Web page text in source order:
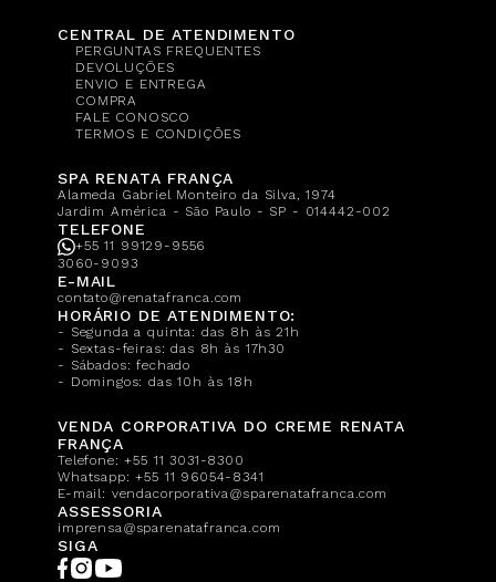
CENTRAL DE ATENDIMENTO
PERGUNTAS FREQUENTES
DEVOLUÇÕES
ENVIO E ENTREGA
COMPRA
FALE CONOSCO
TERMOS E CONDIÇÕES
SPA RENATA FRANÇA
Alameda Gabriel Monteiro da Silva, 1974
Jardim América - São Paulo - SP - 014442-002
TELEFONE
+55 11 99129-9556
3060-9093
E-MAIL
contato@renatafranca.com
HORÁRIO DE ATENDIMENTO:
- Segunda a quinta: das 8h às 21h
- Sextas-feiras: das 8h às 17h30
- Sábados: fechado
- Domingos: das 10h às 18h
VENDA CORPORATIVA DO CREME RENATA
FRANÇA
Telefone:+55 11 3031-8300
Whatsapp:+55 11 96054-8341
E-mail: vendacorporativa@sparenatafranca.com
ASSESSORIA
imprensa@sparenatafranca.com
SIGA